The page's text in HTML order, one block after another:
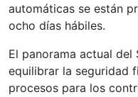
automáticas se están
ocho días hábiles.
El panorama actual del
equilibrar la seguridad
procesos para los